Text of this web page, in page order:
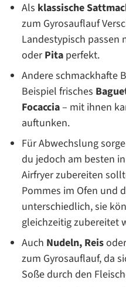
Als klassische
zum Gyrosauflauf
Landestypisch passen
oderPita perfekt.
Andere schmackhafte
Beispiel frisches
Focaccia– mit ihnen
auftunken.
Für Abwechslung
du jedoch am besten
Airfryer zubereiten
Pommes im Ofen und
unterschiedlich, sie
gleichzeitig zubereitet
Auch Nudeln, Reis
zum Gyrosauflauf, da
Soße durch den